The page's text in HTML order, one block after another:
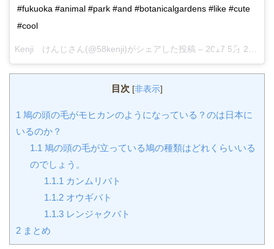
#fukuoka #animal #park #and #botanicalgardens #like #cute
#cool
Kenji けんじさん(@58kenji)がシェアした投稿 – 2017 5月 23 1:31午前 PDT
目次 [非表示]
1 鳩の頭の毛がモヒカンのようになっている？のは日本に
いるのか？
1.1 鳩の頭の毛が立っている鳩の種類はどれくらいいる
のでしょう。
1.1.1 カンムリバト
1.1.2オウギバト
1.1.3レンジャクバト
2 まとめ